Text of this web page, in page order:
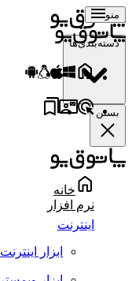
منو
دسته‌بندی‌ها
بستن
خانه
نرم افزار
اینترنت
ابزار اینترنت